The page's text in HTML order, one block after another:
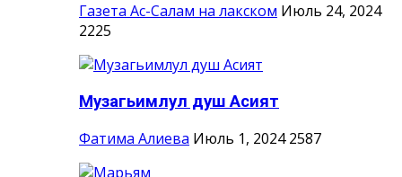
Газета Ас-Салам на лакском Июль 24, 2024
2225
Музагьимлул душ Асият
Фатима Алиева Июль 1, 2024 2587